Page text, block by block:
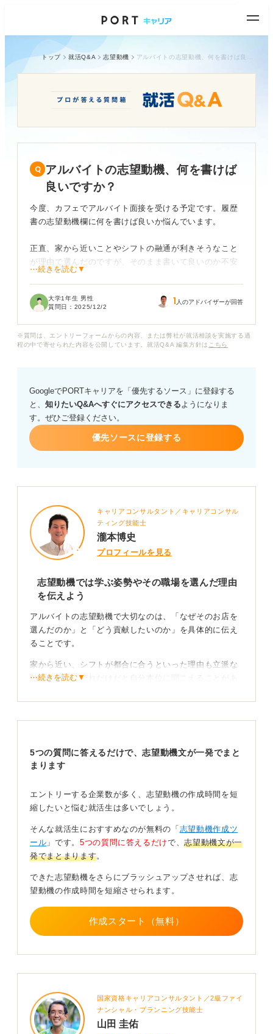
トップ 就活Q&A 志望動機
アルバイトの志望動機、何を書けば
良いですか？
今度、カフェでアルバイト面接を受ける予定です。履歴
書の志望動機欄に何を書けば良いか悩んでいます。
正直、家から近いことやシフトの融通が利きそうなこと
が理由で選んだのですが、そのまま書いて良いのか不安
です。
採用担当者に「この人と一緒に働きたい」と思ってもら
⋯続きを読む▼
大学1年生 男性
質問日： 2025/12/2 1 人のアドバイザーが回答
※質問は、エントリーフォームからの内容、または弊社が就活相談を実施する過
程の中で寄せられた内容を公開しています。就活Q&A 編集方針は こちら
GoogleでPORTキャリアを「優先するソース」に登録する
と、 知りたいQ&Aへすぐにアクセスできるようになりま
す。ぜひご登録ください。
優先ソースに登録する
キャリアコンサルタント／キャリアコンサル
ティング技能士
瀧本博史
プロフィールを見る
志望動機では学ぶ姿勢やその職場を選んだ理由
を伝えよう
アルバイトの志望動機で大切なのは、「なぜそのお店を
選んだのか」と「どう貢献したいのか」を具体的に伝え
ることです。
家から近い、シフトが都合に合うといった理由も立派な
動機ですが、それだけだと自分本位に聞こえることがあ
たとえば、以前サポートした学生の例では、最初は「学
校帰りに通いやすいから」という理由でカフェでのアル
しかし、面接練習のなかで「実はもともとコーヒーが好
きで、自分でもドリップの仕方を研究している」と話し
えました。
このプロセスを経て「通いやすさに加えて、コーヒーと
した店長から「興味を仕事につなげる姿勢が良いね」と
評価され、採用につながりました。
このように、きっかけは自分都合でもかまいません。そ
のうえで、「なぜこの職場なのか」「何を学びたいの
刺さりやすい
たとえば、「自宅から近く通いやすい環境に魅力を感じ
⋯続きを読む▼
5つの質問に答えるだけで、志望動機文が一発でまと
まります
エントリーする企業数が多く、志望動機の作成時間を短
縮したいと悩む就活生は多いでしょう。
そんな就活生におすすめなのが無料の「 志望動機作成ツ
ール 」です。 5つの質問に答えるだけで、志望動機文が一
発でまとまります。
できた志望動機をさらにブラッシュアップさせれば、志
望動機の作成時間を短縮させられます。
作成スタート（無料）
国家資格キャリアコンサルタント／2級ファイ
ナンシャル・プランニング技能士
山田 圭佑